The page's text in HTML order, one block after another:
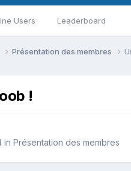
Users Leaderboard
Présentation des membres
!
in Présentation des membres